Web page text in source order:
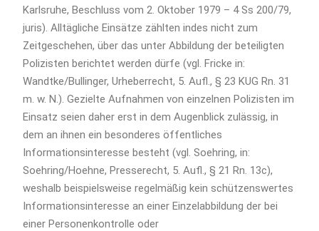
Karlsruhe, Beschluss vom 2. Oktober 1979 – 4 Ss 200/79,
juris). Alltägliche Einsätze zählten indes nicht zum
Zeitgeschehen, über das unter Abbildung der beteiligten
Polizisten berichtet werden dürfe (vgl. Fricke in:
Wandtke/Bullinger, Urheberrecht, 5. Aufl., § 23 KUG Rn. 31
m. w. N.). Gezielte Aufnahmen von einzelnen Polizisten im
Einsatz seien daher erst in dem Augenblick zulässig, in
dem an ihnen ein besonderes öffentliches
Informationsinteresse besteht (vgl. Soehring, in:
Soehring/Hoehne, Presserecht, 5. Aufl., § 21 Rn. 13c),
weshalb beispielsweise regelmäßig kein schützenswertes
Informationsinteresse an einer Einzelabbildung der bei
einer Personenkontrolle oder